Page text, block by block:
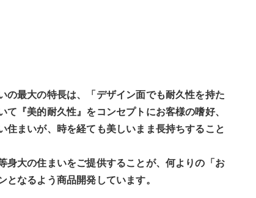
最大の特長は、「デザイン面でも耐久性を持た
『美的耐久性』をコンセプトにお客様の嗜好、
まいが、時を経ても美しいまま長持ちすること
身大の住まいをご提供することが、何よりの「お
なるよう商品開発しています。